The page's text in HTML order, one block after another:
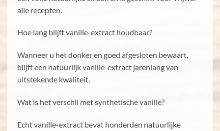
alle recepten.
Hoe lang blijft vanille-extract houdbaar?
Wanneer u het donker en goed afgesloten bewaart,
blijft een natuurlijk vanille-extract jarenlang van
uitstekende kwaliteit.
Wat is het verschil met synthetische vanille?
Echt vanille-extract bevat honderden natuurlijke